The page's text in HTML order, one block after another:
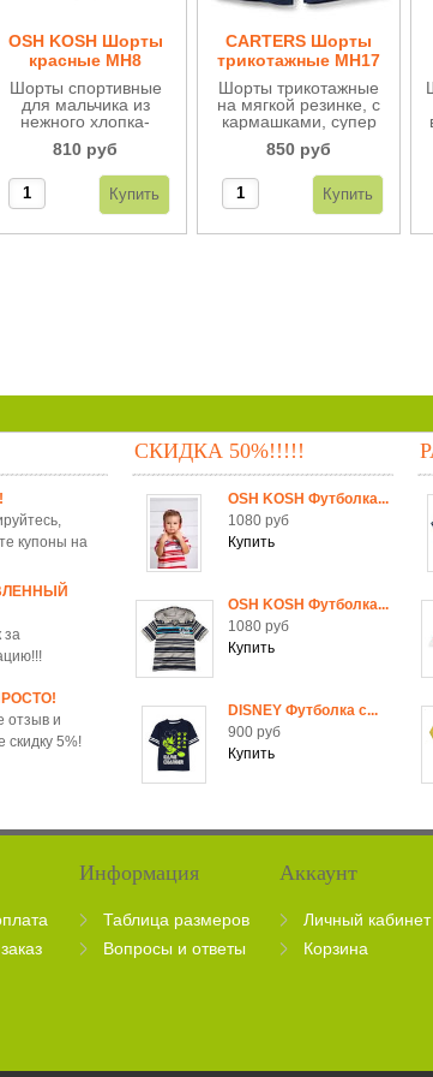
OSH KOSH Шорты
красные МН8
Шорты спортивные
для мальчика из
нежного хлопка-
810 руб
CARTERS Шорты
трикотажные МН17
Шорты трикотажные
на мягкой резинке, с
кармашками, супер
850 руб
купоны на
за
отзыв и
скидку 5%!
СКИДКА 50%!!!!!
OSH KOSH Футболка...
1080 руб
OSH KOSH Футболка...
1080 руб
DISNEY Футболка c...
900 руб
Информация
Таблица размеров
Вопросы и ответы
Аккаунт
Личный кабинет
Корзина